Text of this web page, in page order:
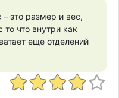
это размер и вес,
что внутри как
еще отделений